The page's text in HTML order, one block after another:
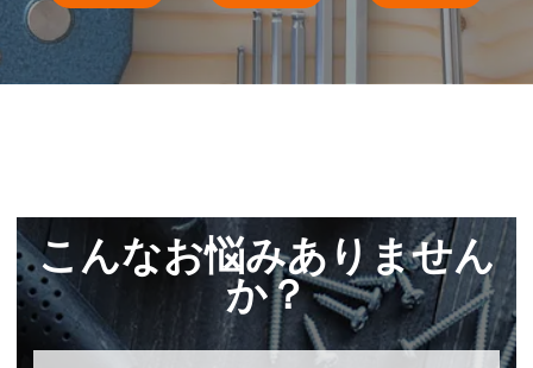
こんなお悩みありません
か？